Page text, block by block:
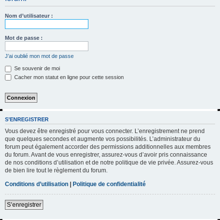
h
Nom d’utilisateur :
Mot de passe :
J’ai oublié mon mot de passe
Se souvenir de moi
Cacher mon statut en ligne pour cette session
S’ENREGISTRER
Vous devez être enregistré pour vous connecter. L’enregistrement ne prend
que quelques secondes et augmente vos possibilités. L’administrateur du
forum peut également accorder des permissions additionnelles aux membres
du forum. Avant de vous enregistrer, assurez-vous d’avoir pris connaissance
de nos conditions d’utilisation et de notre politique de vie privée. Assurez-vous
de bien lire tout le règlement du forum.
Conditions d’utilisation | Politique de confidentialité
S’enregistrer